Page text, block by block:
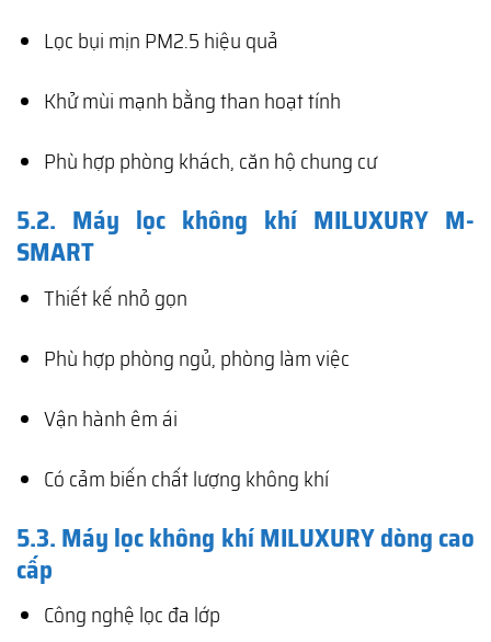
Lọc bụi mịn PM2.5 hiệu quả
Khử mùi mạnh bằng than hoạt tính
Phù hợp phòng khách, căn hộ chung cư
5.2. Máy lọc không khí MILUXURY M-
SMART
Thiết kế nhỏ gọn
Phù hợp phòng ngủ, phòng làm việc
Vận hành êm ái
Có cảm biến chất lượng không khí
5.3. Máy lọc không khí MILUXURY dòng cao
cấp
Công nghệ lọc đa lớp